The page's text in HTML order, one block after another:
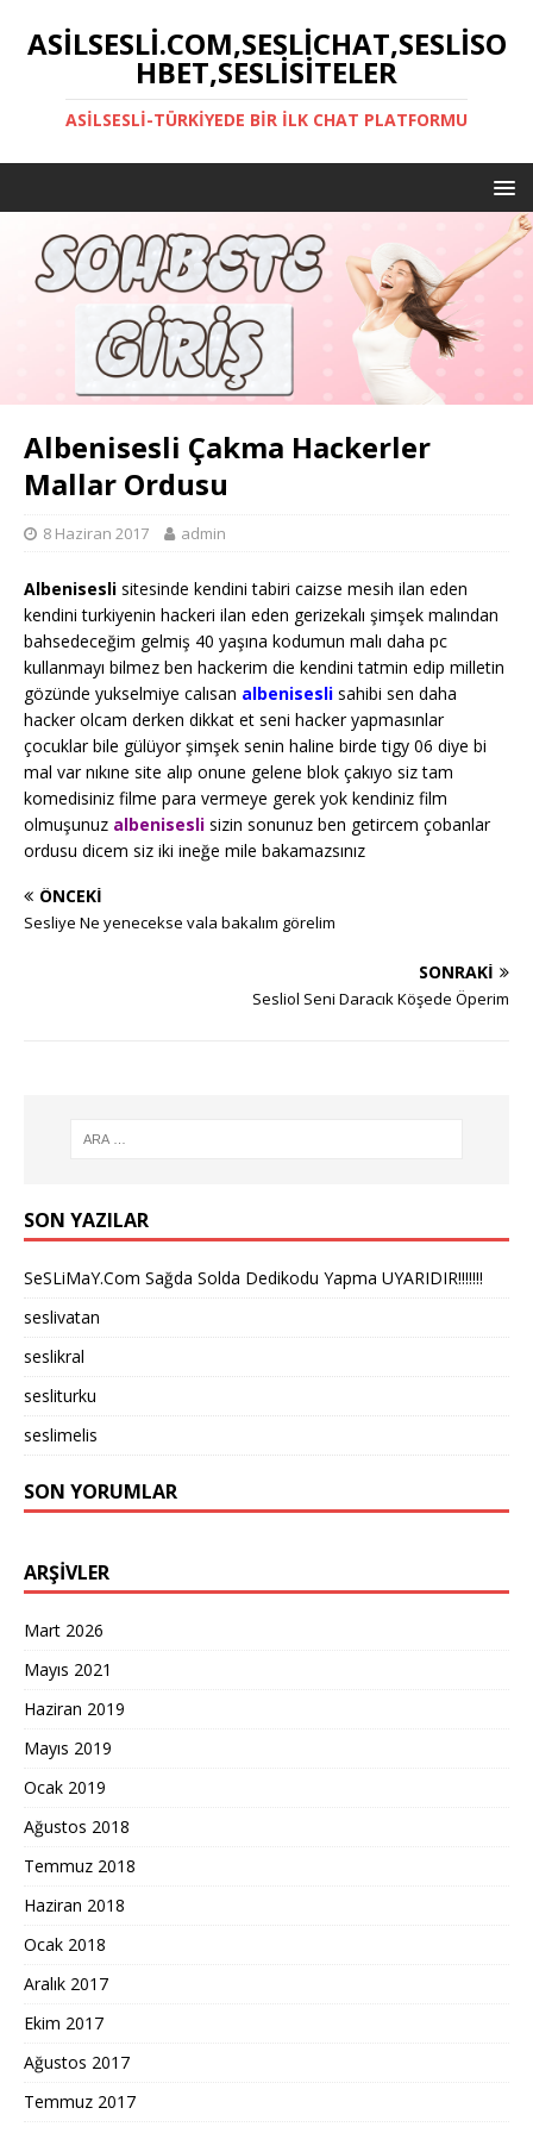
ASILSESLI.COM,SESLICHAT,SESLISO
HBET,SESLISITELER
ASILSESLI-TÜRKIYEDE BIR İLK CHAT PLATFORMU
Albenisesli Çakma Hackerler
Mallar Ordusu
8 Haziran 2017 admin
Albenisesli sitesinde kendini tabiri caizse mesih ilan eden
kendini turkiyenin hackeri ilan eden gerizekalı şimşek malından
bahsedeceğim gelmiş 40 yaşına kodumun malı daha pc
kullanmayı bilmez ben hackerim die kendini tatmin edip milletin
gözünde yukselmiye calısan albenisesli sahibi sen daha
hacker olcam derken dikkat et seni hacker yapmasınlar
çocuklar bile gülüyor şimşek senin haline birde tigy 06 diye bi
mal var nıkıne site alıp onune gelene blok çakıyo siz tam
komedisiniz filme para vermeye gerek yok kendiniz film
olmuşunuz albenisesli sizin sonunuz ben getircem çobanlar
ordusu dicem siz iki ineğe mile bakamazsınız
ÖNCEKI
Sesliye Ne yenecekse vala bakalım görelim
SONRAKI
Sesliol Seni Daracık Köşede Öperim
SON YAZILAR
SeSLiMaY.Com Sağda Solda Dedikodu Yapma UYARIDIR!!!!!!!
seslivatan
seslikral
sesliturku
seslimelis
SON YORUMLAR
ARŞIVLER
Mart 2026
Mayıs 2021
Haziran 2019
Mayıs 2019
Ocak 2019
Ağustos 2018
Temmuz 2018
Haziran 2018
Ocak 2018
Aralık 2017
Ekim 2017
Ağustos 2017
Temmuz 2017